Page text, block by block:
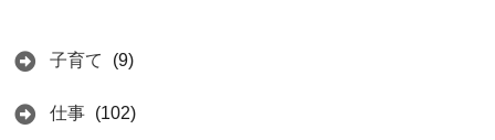
子育て (9)
仕事 (102)